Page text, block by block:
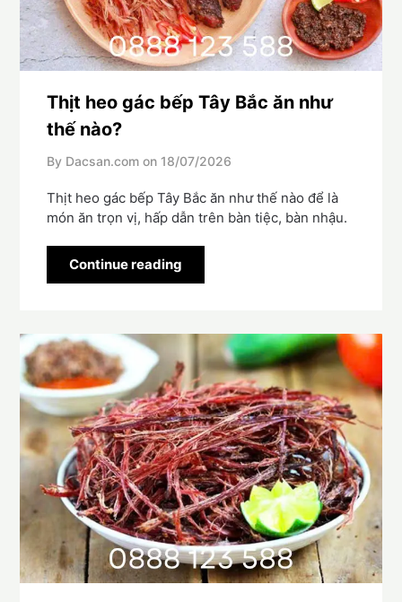
Thịt heo gác bếp Tây Bắc ăn như
thế nào?
By Dacsan.com on 18/07/2026
Thịt heo gác bếp Tây Bắc ăn như thế nào để là
món ăn trọn vị, hấp dẫn trên bàn tiệc, bàn nhậu.
Continue reading